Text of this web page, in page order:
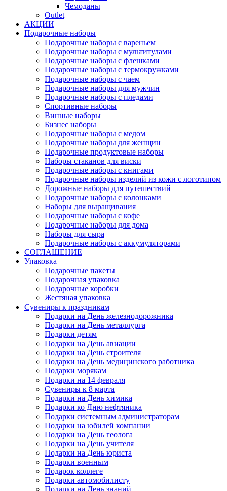
Чемоданы
Outlet
АКЦИИ
Подарочные наборы
Подарочные наборы с вареньем
Подарочные наборы с мультитулами
Подарочные наборы с флешками
Подарочные наборы с термокружками
Подарочные наборы с чаем
Подарочные наборы для мужчин
Подарочные наборы с пледами
Спортивные наборы
Винные наборы
Бизнес наборы
Подарочные наборы с медом
Подарочные наборы для женщин
Подарочные продуктовые наборы
Наборы стаканов для виски
Подарочные наборы с книгами
Подарочные наборы изделий из кожи с логотипом
Дорожные наборы для путешествий
Подарочные наборы с колонками
Наборы для выращивания
Подарочные наборы с кофе
Подарочные наборы для дома
Наборы для сыра
Подарочные наборы с аккумуляторами
СОГЛАШЕНИЕ
Упаковка
Подарочные пакеты
Подарочная упаковка
Подарочные коробки
Жестяная упаковка
Сувениры к праздникам
Подарки на День железнодорожника
Подарки на День металлурга
Подарки детям
Подарки на День авиации
Подарки на День строителя
Подарки на День медицинского работника
Подарки морякам
Подарки на 14 февраля
Сувениры к 8 марта
Подарки на День химика
Подарки ко Дню нефтяника
Подарки системным администраторам
Подарки на юбилей компании
Подарки на День геолога
Подарки на День учителя
Подарки на День юриста
Подарки военным
Подарок коллеге
Подарки автомобилисту
Подарки на День знаний